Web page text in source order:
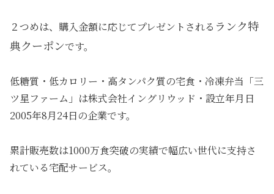
２つめは、購入金額に応じてプレゼントされる ランク特
典クーポンです。
低糖質・低カロリー・高タンパク質の宅食・冷凍弁当「三
ツ星ファーム」は株式会社イングリウッド・設立年月日
2005年8月24日の企業です。
累計販売数は1000万食突破の実績で幅広い世代に支持さ
れている宅配サービス。